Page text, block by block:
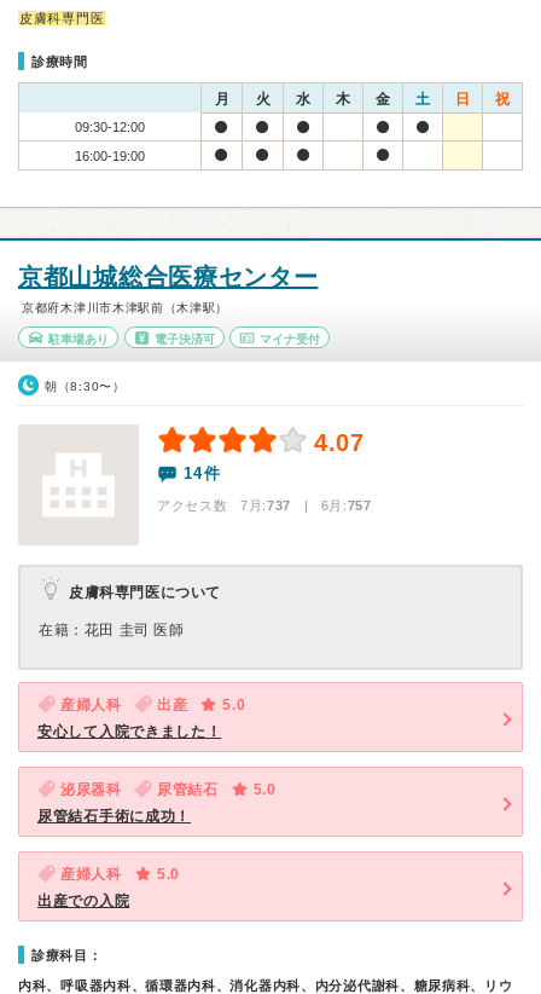
皮膚科専門医
診療時間
月 火 水 木 金 土 日 祝
09:30-12:00
16:00-19:00
京都山城総合医療センター
京都府木津川市木津駅前（木津駅）
駐車場あり 電子決済可 マイナ受付
朝（8:30〜）
4.07
14件
アクセス数 7月:737 | 6月:757
皮膚科専門医について
在籍：花田 圭司 医師
産婦人科 出産
5.0
安心して入院できました！
泌尿器科 尿管結石
5.0
尿管結石手術に成功！
産婦人科
5.0
出産での入院
診療科目：
内科、呼吸器内科、循環器内科、消化器内科、内分泌代謝科、糖尿病科、リウ